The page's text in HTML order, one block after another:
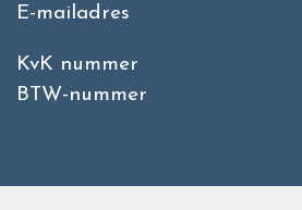
E-mailadres
KvK nummer
BTW-nummer